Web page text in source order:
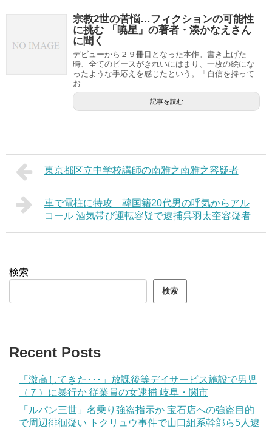
宗教2世の苦悩…フィクションの可能性
に挑む 「暁星」の著者・湊かなえさん
に聞く
デビューから２９冊目となった本作。書き上げた
時、全てのピースがきれいにはまり、一枚の絵にな
ったような手応えを感じたという。「自信を持って
お...
記事を読む
東京都区立中学校講師の南雅之南雅之容疑者
車で電柱に特攻 韓国籍20代男の呼気からアル
コール 酒気帯び運転容疑で逮捕呉羽太奎容疑者
検索
検索
Recent Posts
「激高してきた･･･」放課後等デイサービス施設で男児
（７）に暴行か 従業員の女逮捕 岐阜・関市
「ルパン三世」名乗り強盗指示か 宝石店への強盗目的
で周辺徘徊疑い トクリュウ事件で山口組系幹部ら5人逮